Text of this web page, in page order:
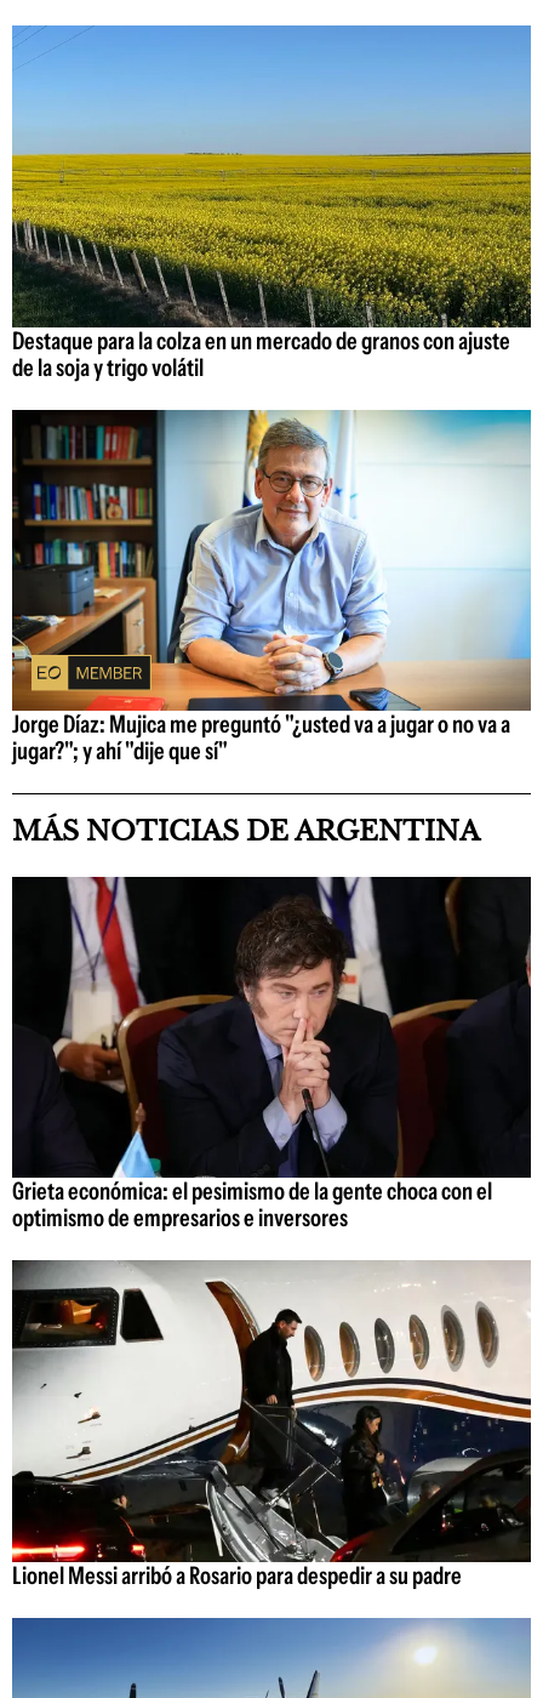
Destaque para la colza en un mercado de granos con ajuste
de la soja y trigo volátil
Jorge Díaz: Mujica me preguntó "¿usted va a jugar o no va a
jugar?"; y ahí "dije que sí"
MÁS NOTICIAS DE ARGENTINA
Grieta económica: el pesimismo de la gente choca con el
optimismo de empresarios e inversores
Lionel Messi arribó a Rosario para despedir a su padre